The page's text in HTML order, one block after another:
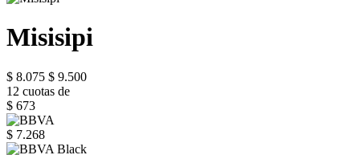
Misisipi
$ 8.075 $ 9.500
12 cuotas de
$ 673
$ 7.268